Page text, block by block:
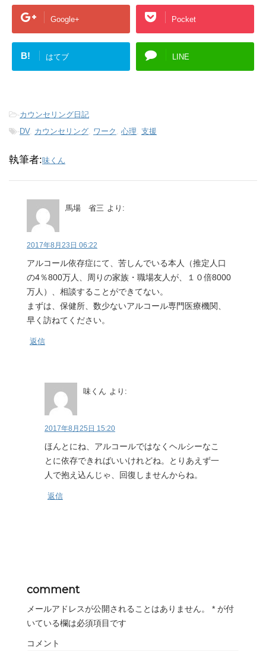
Google+ Pocket
B! はてブ LINE
-カウンセリング日記
-DV, カウンセリング, ワーク , 心理, 支援
執筆者:味くん
馬場 省三 より:
2017年8月23日 06:22
アルコール依存症にて、苦しんでいる本人（推定人口
の4％800万人、周りの家族・職場友人が、１０倍8000
万人）、相談することができてない。
まずは、保健所、数少ないアルコール専門医療機関、
早く訪ねてください。
返信
味くん より:
2017年8月25日 15:20
ほんとにね、アルコールではなくヘルシーなこ
とに依存できればいいけれどね。とりあえず一
人で抱え込んじゃ、回復しませんからね。
返信
comment
メールアドレスが公開されることはありません。 * が付
いている欄は必須項目です
コメント